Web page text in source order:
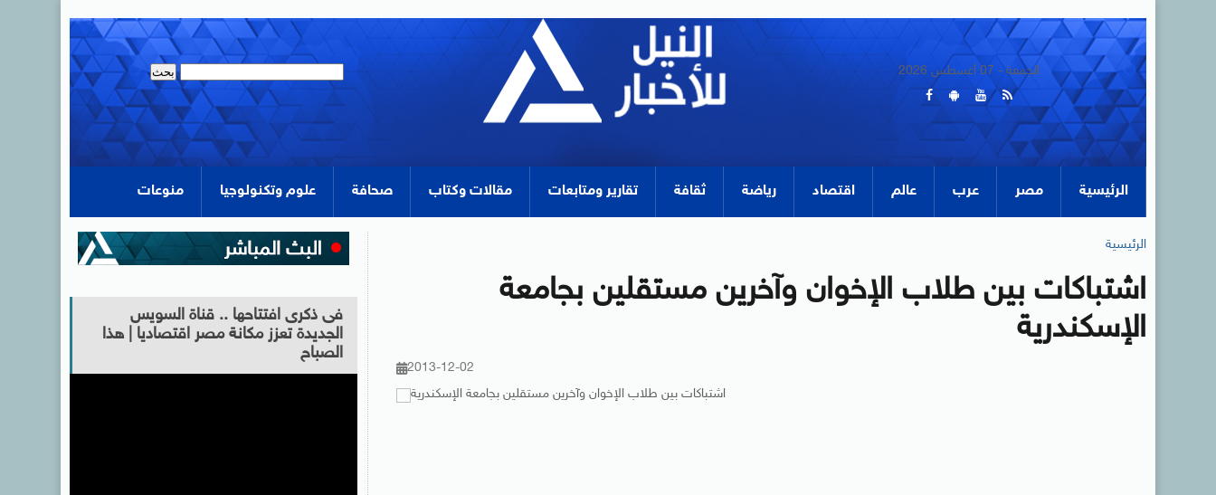
الجمعة - 07 أغسطس 2026
الرئيسية مصر عرب عالم اقتصاد رياضة ثقافة تقارير ومتابعات مقالات وكتاب صحافة علوم وتكنولوجيا منوعات
الرئيسية
اشتباكات بين طلاب الإخوان وآخرين مستقلين بجامعة
الإسكندرية
2013-12-02
فى ذكرى افتتاحها .. قناة السويس
الجديدة تعزز مكانة مصر اقتصاديا | هذا
الصباح